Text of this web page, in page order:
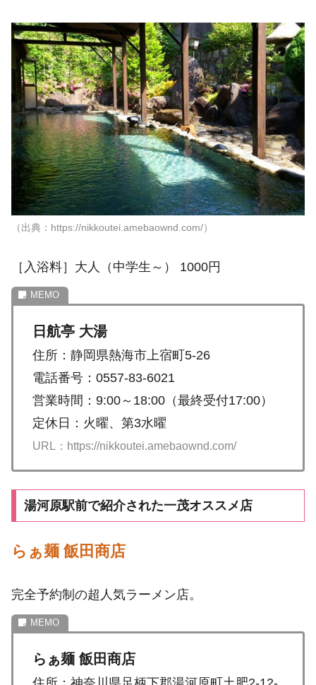
（出典：https://nikkoutei.amebaownd.com/）
［入浴料］大人（中学生～） 1000円
日航亭 大湯
住所：静岡県熱海市上宿町5-26
電話番号：0557-83-6021
営業時間：9:00～18:00（最終受付17:00）
定休日：火曜、第3水曜
URL：https://nikkoutei.amebaownd.com/
湯河原駅前で紹介された一茂オススメ店
らぁ麺 飯田商店
完全予約制の超人気ラーメン店。
らぁ麺 飯田商店